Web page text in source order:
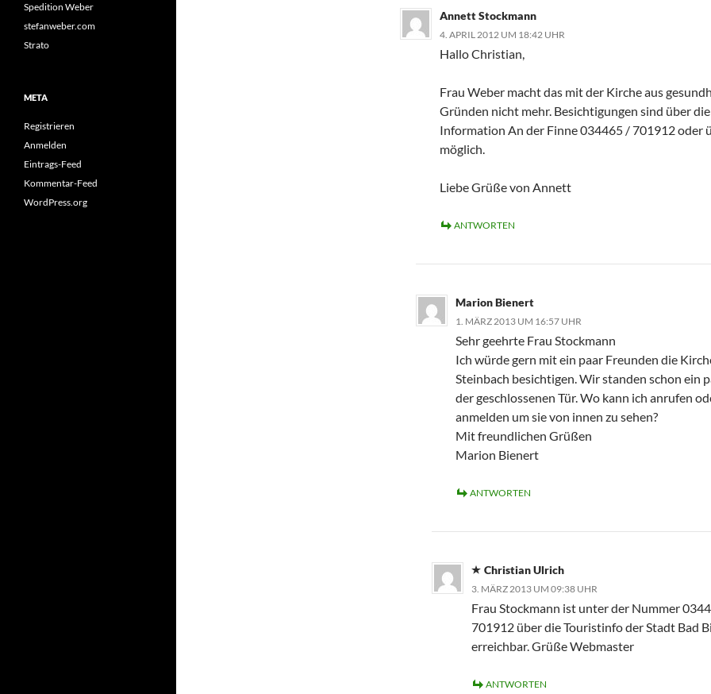
Annett Stockmann
4. APRIL 2012 UM 18:42 UHR
Hallo Christian,
Frau Weber macht das mit der Kirche aus
Gründen nicht mehr. Besichtigungen sind über
Information An der Finne 034465 / 701912 oder
möglich.
Liebe Grüße von Annett
ANTWORTEN
Marion Bienert
1. MÄRZ 2013 UM 16:57 UHR
Sehr geehrte Frau Stockmann
Ich würde gern mit ein paar Freunden die
Steinbach besichtigen. Wir standen schon ein
der geschlossenen Tür. Wo kann ich anrufen
anmelden um sie von innen zu sehen?
Mit freundlichen Grüßen
Marion Bienert
ANTWORTEN
Christian Ulrich
3. MÄRZ 2013 UM 09:38 UHR
Frau Stockmann ist unter der Nummer
701912 über die Touristinfo der Stadt Bad
erreichbar. Grüße Webmaster
ANTWORTEN
Spedition Weber
stefanweber.com
Strato
META
Registrieren
Anmelden
Eintrags-Feed
Kommentar-Feed
WordPress.org